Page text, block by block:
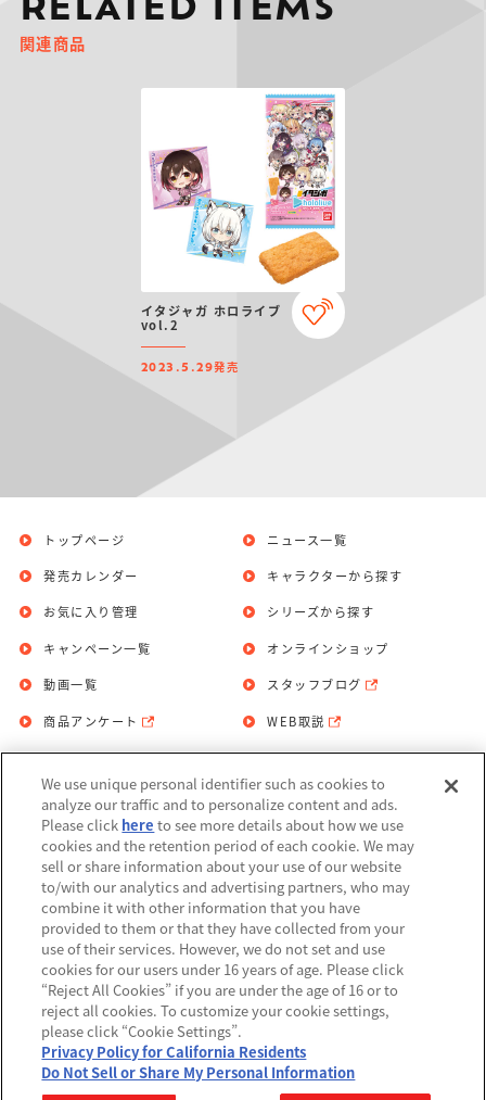
RELATED ITEMS
関連商品
イタジャガ ホロライブ
vol.2
2023.5.29発売
トップページ
発売カレンダー
お気に入り管理
ニュース一覧
キャラクターから探す
シリーズから探す
キャンペーン一覧
動画一覧
商品アンケート
オンラインショップ
スタッフブログ
WEB取説
お問い合わせ 個人情報保護方針
利用規約
Do Not Sell or Share My Personal
Information
アレルギー情報
©BANDAI
We use unique personal identifier such as cookies to
analyze our traffic and to personalize content and ads.
Please click here to see more details about how we use
cookies and the retention period of each cookie. We may
sell or share information about your use of our website
to/with our analytics and advertising partners, who may
combine it with other information that you have
provided to them or that they have collected from your
use of their services. However, we do not set and use
cookies for our users under 16 years of age. Please click
“Reject All Cookies” if you are under the age of 16 or to
reject all cookies. To customize your cookie settings,
please click “Cookie Settings”.
Privacy Policy for California Residents
Do Not Sell or Share My Personal Information